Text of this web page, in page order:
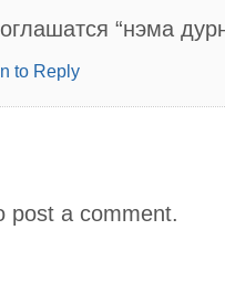
“нэма
to Reply
post a comment.